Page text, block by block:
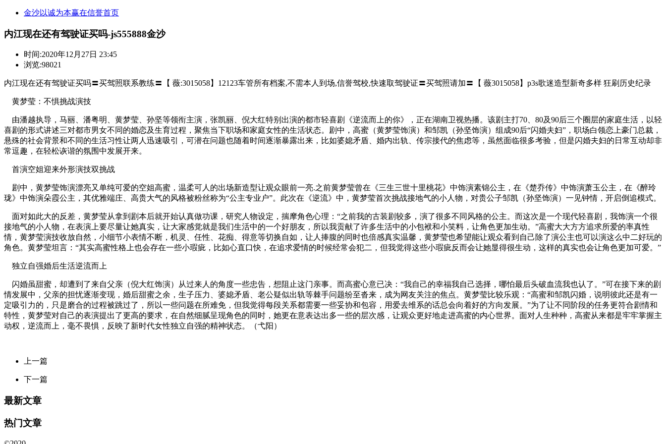
金沙以诚为本赢在信誉首页
内江现在还有驾驶证买吗-js555888金沙
时间:2020年12月27日 23:45
浏览:98021
内江现在还有驾驶证买吗〓买驾照联系教练〓【 薇:3015058】12123车管所有档案,不需本人到场,信誉驾校,快速取驾驶证〓买驾照请加〓【 薇3015058】p3s歌迷造型新奇多样 狂刷历史纪录
黄梦莹：不惧挑战演技
由潘越执导，马丽、潘粤明、黄梦莹、孙坚等领衔主演，张凯丽、倪大红特别出演的都市轻喜剧《逆流而上的你》，正在湖南卫视热播。该剧主打70、80及90后三个圈层的家庭生活，以轻
喜剧的形式讲述三对都市男女不同的婚恋及生育过程，聚焦当下职场和家庭女性的生活状态。剧中，高蜜（黄梦莹饰演）和邹凯（孙坚饰演）组成90后“闪婚夫妇”，职场白领恋上豪门总裁，
悬殊的社会背景和不同的生活习性让两人迅速吸引，可潜在问题也随着时间逐渐暴露出来，比如婆媳矛盾、婚内出轨、传宗接代的焦虑等，虽然面临很多考验，但是闪婚夫妇的日常互动却非
常逗趣，在轻松诙谐的氛围中发展开来。
首演空姐迎来外形演技双挑战
剧中，黄梦莹饰演漂亮又单纯可爱的空姐高蜜，温柔可人的出场新造型让观众眼前一亮.之前黄梦莹曾在《三生三世十里桃花》中饰演素锦公主，在《楚乔传》中饰演萧玉公主，在《醉玲
珑》中饰演朵霞公主，其优雅端庄、高贵大气的风格被粉丝称为“公主专业户”。此次在《逆流》中，黄梦莹首次挑战接地气的小人物，对贵公子邹凯（孙坚饰演）一见钟情，开启倒追模式。
面对如此大的反差，黄梦莹从拿到剧本后就开始认真做功课，研究人物设定，揣摩角色心理：“之前我的古装剧较多，演了很多不同风格的公主。而这次是一个现代轻喜剧，我饰演一个很
接地气的小人物，在表演上要尽量让她真实，让大家感觉就是我们生活中的一个好朋友，所以我贡献了许多生活中的小包袱和小笑料，让角色更加生动。”高蜜大大方方追求所爱的率真性
情，黄梦莹演技收放自然，小细节小表情不断，机灵、任性、花痴、得意等切换自如，让人捧腹的同时也倍感真实温馨，黄梦莹也希望能让观众看到自己除了演公主也可以演这么中二好玩的
角色。黄梦莹坦言：“其实高蜜性格上也会存在一些小瑕疵，比如心直口快，在追求爱情的时候经常会犯二，但我觉得这些小瑕疵反而会让她显得很生动，这样的真实也会让角色更加可爱。”
独立自强婚后生活逆流而上
闪婚虽甜蜜，却遭到了来自父亲（倪大红饰演）从过来人的角度一些忠告，想阻止这门亲事。而高蜜心意已决：“我自己的幸福我自己选择，哪怕最后头破血流我也认了。”可在接下来的剧
情发展中，父亲的担忧逐渐变现，婚后甜蜜之余，生子压力、婆媳矛盾、老公疑似出轨等棘手问题纷至沓来，成为网友关注的焦点。黄梦莹比较乐观：“高蜜和邹凯闪婚，说明彼此还是有一
定吸引力的，只是磨合的过程被跳过了，所以一些问题在所难免，但我觉得每段关系都需要一些妥协和包容，用爱去维系的话总会向着好的方向发展。”为了让不同阶段的任务更符合剧情和
特性，黄梦莹对自己的表演提出了更高的要求，在自然细腻呈现角色的同时，她更在意表达出多一些的层次感，让观众更好地走进高蜜的内心世界。面对人生种种，高蜜从来都是牢牢掌握主
动权，逆流而上，毫不畏惧，反映了新时代女性独立自强的精神状态。（弋阳）
上一篇
下一篇
最新文章
热门文章